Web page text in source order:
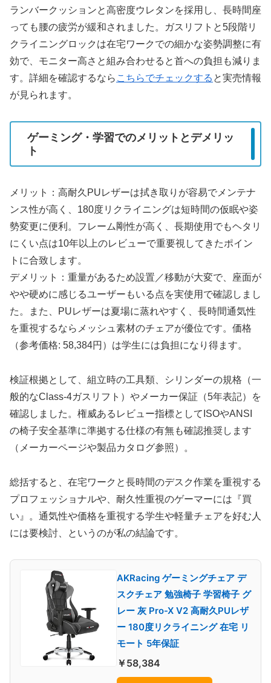
ランバークッションと高密度ウレタンを採用し、長時間座
っても腰の疲労が緩和されました。ガスリフトと5段階リ
クライニングロックは在宅ワークでの細かな姿勢調整に有
効で、モニター高さと組み合わせると首への負担も減りま
す。詳細を確認するなら こちらでチェックする と実売情報
が見られます。
ゲーミング・学習でのメリットとデメリッ
ト
メリット：高耐久PUレザーは拭き取りが容易でメンテナ
ンス性が高く、180度リクライニングは短時間の仮眠や姿
勢変更に便利。フレーム剛性が高く、長期使用でもヘタリ
にくい点は10年以上のレビューで重要視してきたポイン
トに合致します。
デメリット：重量があるため設置／移動が大変で、座面が
やや硬めに感じるユーザーもいる点を実使用で確認しまし
た。また、PUレザーは夏場に蒸れやすく、長時間通気性
を重視するならメッシュ素材のチェアが優位です。価格
（参考価格: 58,384円）は学生には負担になり得ます。
検証根拠として、組立時の工具類、シリンダーの規格（一
般的なClass-4ガスリフト）やメーカー保証（5年表記）を
確認しました。権威あるレビュー指標としてISOやANSI
の椅子安全基準に準拠する仕様の有無も確認推奨します
（メーカーページや製品カタログ参照）。
総括すると、在宅ワークと長時間のデスク作業を重視する
プロフェッショナルや、耐久性重視のゲーマーには『買
い』。通気性や価格を重視する学生や軽量チェアを好む人
には要検討、というのが私の結論です。
AKRacing ゲーミングチェア デ
スクチェア 勉強椅子 学習椅子 グ
レー 灰 Pro-X V2 高耐久PUレザ
ー 180度リクライニング 在宅 リ
モート 5年保証
￥58,384